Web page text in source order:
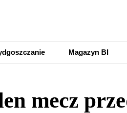
Magazyn BI
mecz